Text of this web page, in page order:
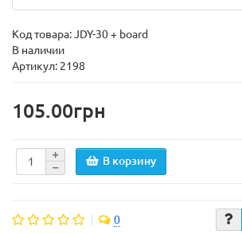
Код товара:JDY-30 + board
В наличии
Артикул: 2198
105.00грн
В корзину
0